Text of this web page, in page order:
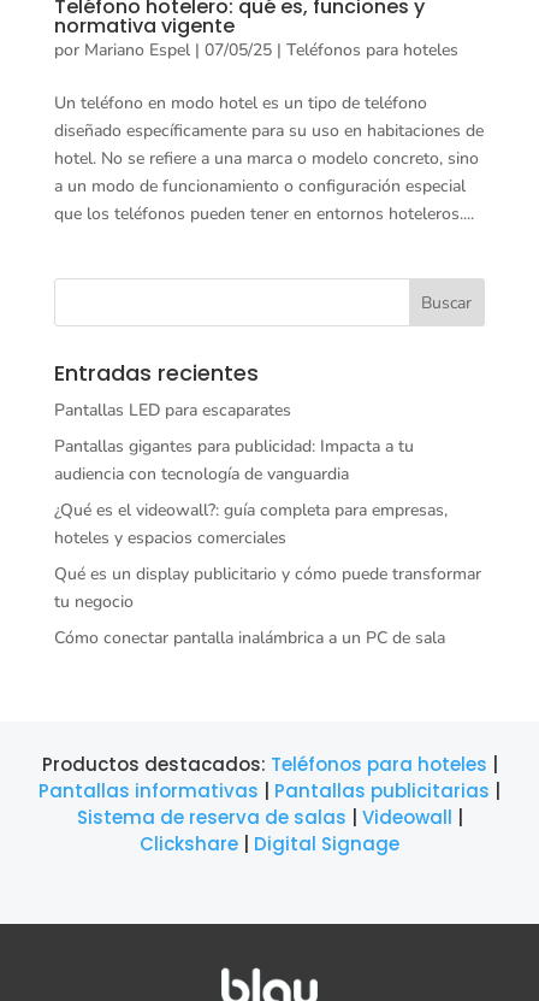
Teléfono hotelero: qué es, funciones y
normativa vigente
por Mariano Espel| 07/05/25| Teléfonos para hoteles
Un teléfono en modo hotel es un tipo de teléfono
diseñado específicamente para su uso en habitaciones de
hotel. No se refiere a una marca o modelo concreto, sino
a un modo de funcionamiento o configuración especial
que los teléfonos pueden tener en entornos hoteleros....
Entradas recientes
Pantallas LED para escaparates
Pantallas gigantes para publicidad: Impacta a tu
audiencia con tecnología de vanguardia
¿Qué es el videowall?: guía completa para empresas,
hoteles y espacios comerciales
Qué es un display publicitario y cómo puede transformar
tu negocio
Cómo conectar pantalla inalámbrica a un PC de sala
Productos destacados: Teléfonos para hoteles
Pantallas informativas
Pantallas publicitarias
Sistema de reserva de salas
Videowall
Clickshare
Digital Signage